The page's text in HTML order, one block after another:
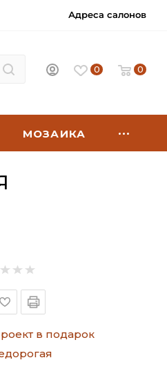
Адреса салонов
0 0
МОЗАИКА
в подарок